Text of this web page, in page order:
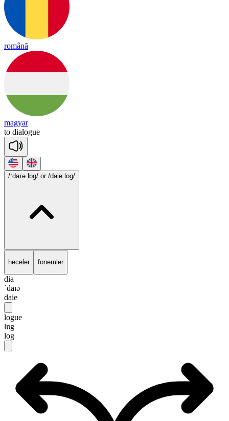
română
magyar
to dialogue
/ˈdaɪə.lɒg/ or /daie.log/
heceler fonemler
dia
ˈdaɪə
daie
logue
lɒg
log